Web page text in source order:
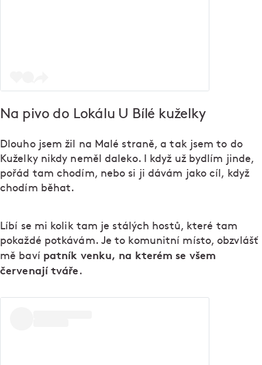
Na pivo do Lokálu U Bílé kuželky
Dlouho jsem žil na Malé straně, a tak jsem to do
Kuželky nikdy neměl daleko. I když už bydlím jinde,
pořád tam chodím, nebo si ji dávám jako cíl, když
chodím běhat.
Líbí se mi kolik tam je stálých hostů, které tam
pokaždé potkávám. Je to komunitní místo, obzvlášť
mě baví patník venku, na kterém se všem
červenají tváře .